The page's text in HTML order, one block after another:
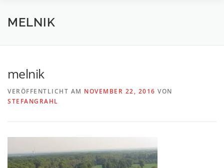
HOME ÜBER MICH
SUMMARY
MELNIK
melnik
VERÖFFENTLICHT AM NOVEMBER 22, 2016 VON
STEFANGRAHL